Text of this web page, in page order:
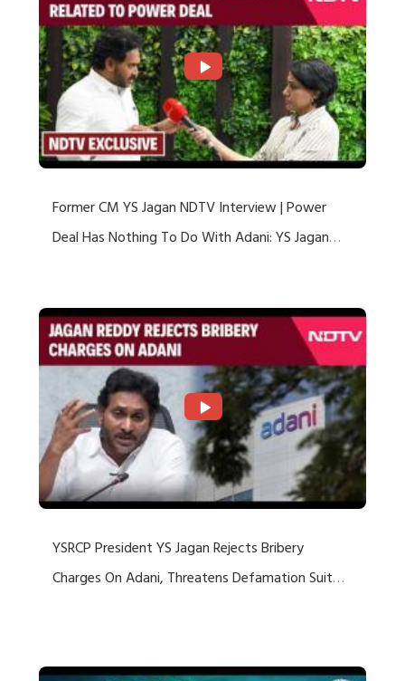
Former CM YS Jagan NDTV Interview | Power
Deal Has Nothing To Do With Adani: YS Jagan
YSRCP President YS Jagan Rejects Bribery
Charges On Adani, Threatens Defamation Suit